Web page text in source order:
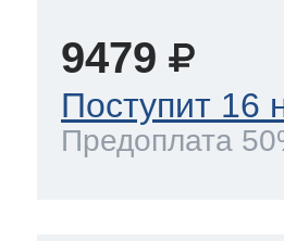
9479
Поступит 16
Предоплата